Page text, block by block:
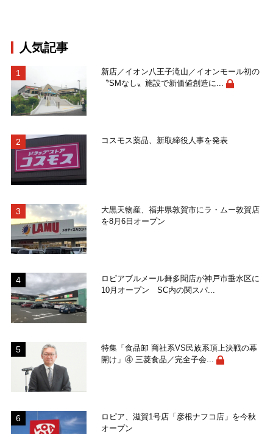
人気記事
新店／イオン八王子滝山／イオンモール初の
〝SMなし〟施設で新価値創造に...
コスモス薬品、新取締役人事を発表
大黒天物産、福井県敦賀市にラ・ムー敦賀店
を8月6日オープン
ロピアブルメール舞多聞店が神戸市垂水区に
10月オープン SC内の関スパ...
特集「食品卸 商社系VS民族系頂上決戦の幕
開け」④ 三菱食品／完全子会...
ロピア、滋賀1号店「彦根ナフコ店」を今秋
オープン